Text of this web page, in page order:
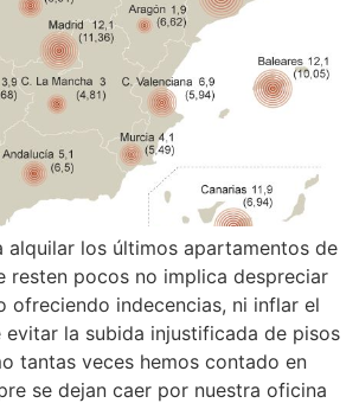
alquilar los últimos apartamentos de
resten pocos no implica despreciar
ofreciendo indecencias, ni inflar el
evitar la subida injustificada de pisos
tantas veces hemos contado en
se dejan caer por nuestra oficina